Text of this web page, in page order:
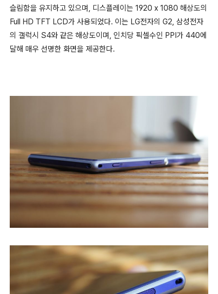
슬림함을 유지하고 있으며, 디스플레이는 1920 x 1080 해상도의
Full HD TFT LCD가 사용되었다. 이는 LG전자의 G2, 삼성전자
의 갤럭시 S4와 같은 해상도이며, 인치당 픽셀수인 PPI가 440에
달해 매우 선명한 화면을 제공한다.